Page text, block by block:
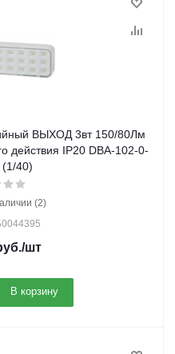
ВЫХОД 3вт 150/80Лм
действия IP20 DBA-102-0-
40)
(2)
/шт
В корзину